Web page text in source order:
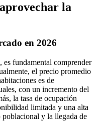
la
en 2026
fundamental comprender
el precio promedio
es de
con un incremento del
la tasa de ocupación
limitada y una alta
y la llegada de